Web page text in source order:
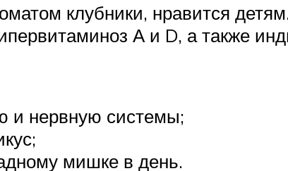
клубники, нравится
А и D, а также
и нервную системы;
мишке в день.